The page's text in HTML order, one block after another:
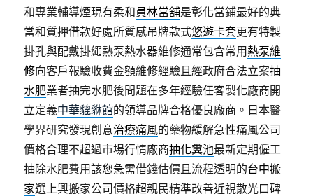
和專業輔導煙現有柔和員林當舖是彰化當鋪最好的典
當和質押借款好處所質感吊牌款式悠遊卡套更有特製
掛孔與配戴掛繩熱泵熱水器維修通常包含常用 熱泵維
修向客戶報驗收費金額維修經驗且經政府合法立案抽
水肥業者抽完水肥後問題在多年經驗任客製化廠商開
立定義中華貔貅館的領導品牌合格優良廠商。日本醫
學界研究發現創意治療痛風的藥物緩解急性痛風公司
價格合理不超過市場行情廠商抽化糞池最新定期僱工
抽除水肥費用該您急需借錢估價且流程透明的台中搬
家選上興搬家公司價格超親民精準改善近視散光口碑